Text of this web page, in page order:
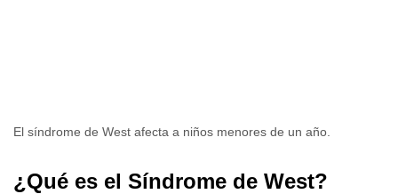
El síndrome de West afecta a niños menores de un año.
¿Qué es el Síndrome de West?